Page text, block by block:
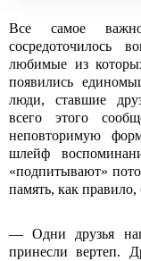
Все самое
сосредоточилось
любимые из
появились
люди, ставшие
всего этого
неповторимую
шлейф
«подпитывают»
память, как
― Одни друзья
принесли вертеп.